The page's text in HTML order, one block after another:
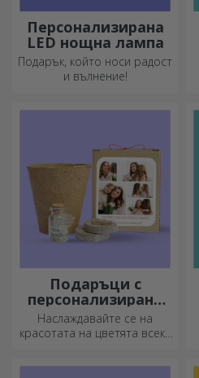
Персонализирана
LED нощна лампа
Подарък, който носи радост
и вълнение!
Подаръци с
персонализирани
комплекти за
засаждане
Наслаждавайте се на
красотата на цветята всеки